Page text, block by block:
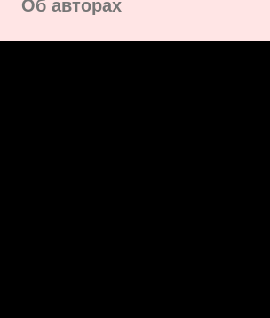
Об авторах